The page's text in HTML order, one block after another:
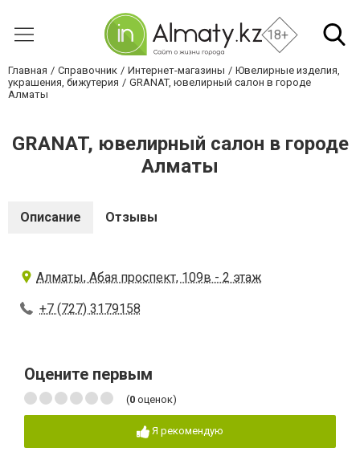
18+
Главная Справочник Интернет-магазины
Ювелирные изделия,
украшения, бижутерия
GRANAT, ювелирный салон в городе
Алматы
GRANAT, ювелирный салон в городе
Алматы
Описание Отзывы
Алматы, Абая проспект, 109в - 2 этаж
+7 (727) 3179158
Оцените первым
(0 оценок)
Я рекомендую